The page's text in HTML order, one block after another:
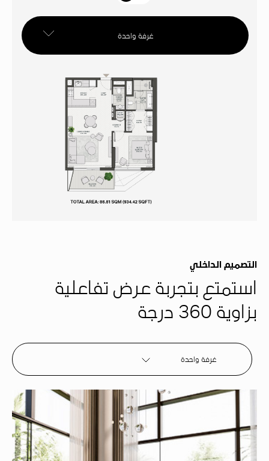
غرفة واحدة
التصميم الداخلي
استمتع بتجربة عرض تفاعلية
بزاوية 360 درجة
غرفة واحدة